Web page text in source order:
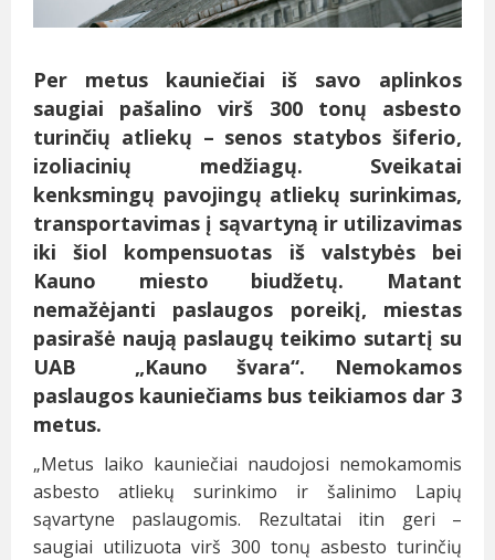
Per metus kauniečiai iš savo aplinkos
saugiai pašalino virš 300 tonų asbesto
turinčių atliekų – senos statybos šiferio,
izoliacinių medžiagų. Sveikatai
kenksmingų pavojingų atliekų surinkimas,
transportavimas į sąvartyną irutilizavimas
iki šiol kompensuotas iš valstybės bei
Kauno miesto biudžetų. Matant
nemažėjanti paslaugos poreikį, miestas
pasirašė naują paslaugų teikimo sutartį su
UAB
„Kauno švara“. Nemokamos
paslaugos kauniečiams bus teikiamos dar 3
metus.
„Metus laiko kauniečiai naudojosi nemokamomis
asbesto atliekų surinkimo ir šalinimo Lapių
sąvartyne paslaugomis. Rezultatai itin geri –
saugiai utilizuota virš 300 tonų asbesto turinčių